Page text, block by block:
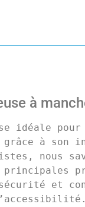
à
idéale
grâce à
nous
et